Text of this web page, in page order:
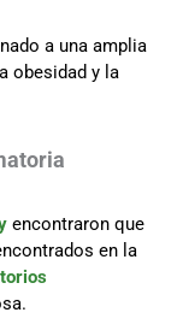
a una amplia
obesidad y la
encontraron que
en la